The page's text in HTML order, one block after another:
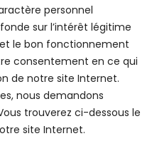
personnel
sur l’intérêt légitime
le bon fonctionnement
consentement en ce qui
de notre site Internet.
nous demandons
trouverez ci-dessous le
site Internet.